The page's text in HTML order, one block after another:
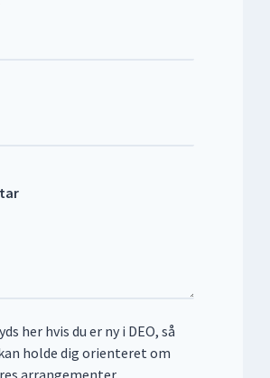
her hvis du er ny i DEO, så
holde dig orienteret om